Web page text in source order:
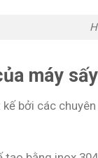
máy
bởi các chuyên